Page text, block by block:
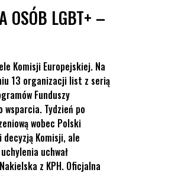
OSÓB LGBT+ –
Komisji Europejskiej. Na
13 organizacji list z serią
Funduszy
Tydzień po
wobec Polski
Komisji, ale
uchwał
z KPH. Oficjalna